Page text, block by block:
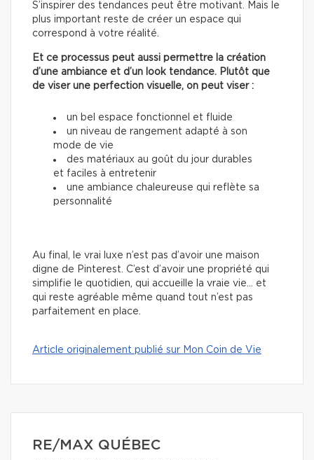
S’inspirer des tendances peut être motivant. Mais le
plus important reste de créer un espace qui
correspond à votre réalité.
Et ce processus peut aussi permettre la création
d’une ambiance et d’un look tendance. Plutôt que
de viser une perfection visuelle, on peut viser :
un bel espace fonctionnel et fluide
un niveau de rangement adapté à son
mode de vie
des matériaux au goût du jour durables
et faciles à entretenir
une ambiance chaleureuse qui reflète sa
personnalité
Au final, le vrai luxe n’est pas d’avoir une maison
digne de Pinterest. C’est d’avoir une propriété qui
simplifie le quotidien, qui accueille la vraie vie… et
qui reste agréable même quand tout n’est pas
parfaitement en place.
Article originalement publié sur Mon Coin de Vie
RE/MAX QUÉBEC